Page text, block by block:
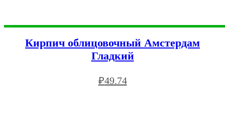
Кирпич облицовочный Амстердам
Гладкий
₽49.74